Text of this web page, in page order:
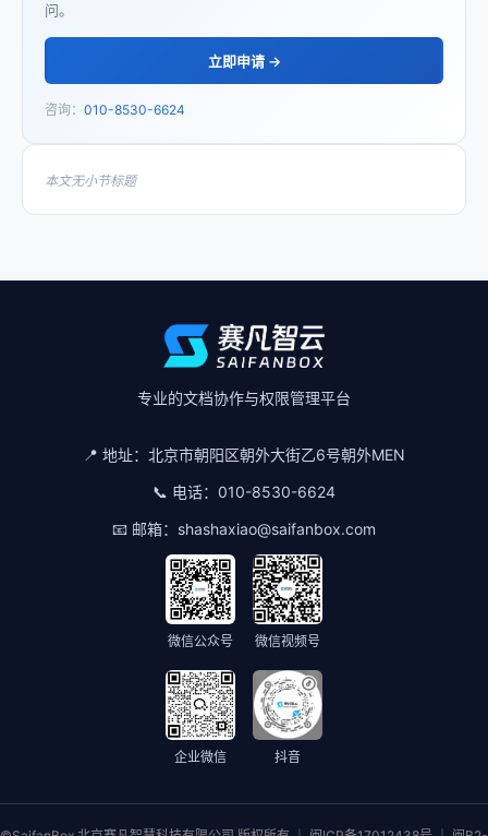
问。
立即申请 →
咨询： 010-8530-6624
本文无小节标题
专业的文档协作与权限管理平台
📍 地址： 北京市朝阳区朝外大街乙6号朝外MEN
📞 电话： 010-8530-6624
📧 邮箱： shashaxiao@saifanbox.com
微信公众号 微信视频号
企业微信 抖音